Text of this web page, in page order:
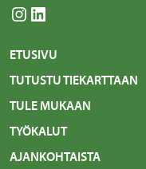
Instagram LinkedIn
ETUSIVU
TUTUSTU TIEKARTTAAN
TULE MUKAAN
TYÖKALUT
AJANKOHTAISTA